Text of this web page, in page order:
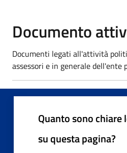
Documento
Documenti legati all'attività
assessori e in generale dell'ente
Quanto sono
su questa pagina?